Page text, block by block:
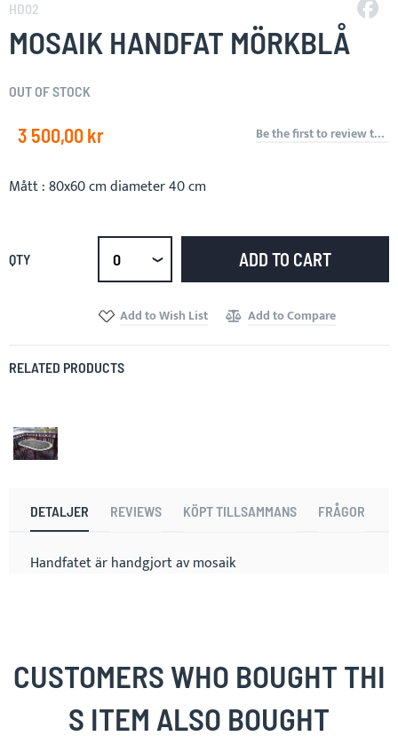
the
beginning
of
images
HD02
MOSAIK HANDFAT MÖRKBLÅ
OUT OF STOCK
3 500,00 kr Be the first to review this product
Mått : 80x60 cm diameter 40 cm
QTY ADD TO CART
Add to Wish List Add to Compare
RELATED PRODUCTS
DETALJER REVIEWS KÖPT TILLSAMMANS FRÅGOR
Handfatet är handgjort av mosaik
CUSTOMERS WHO BOUGHT THI
S ITEM ALSO BOUGHT